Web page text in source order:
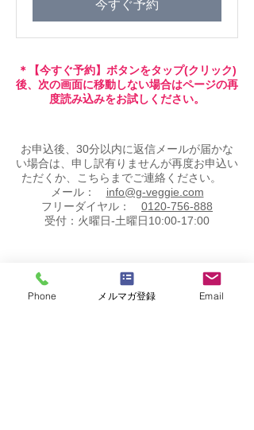
今すぐ予約
＊【今すぐ予約】ボタンをタップ(クリック)
後、次の画面に移動しない場合はページの再
度読み込みをお試しください。
お申込後、30分以内に返信メールが届かな
い場合は、申し訳有りませんが再度お申込い
ただくか、こちらまでご連絡ください。
メール： info@g-veggie.com
フリーダイヤル： 0120-756-888
受付：火曜日-土曜日10:00-17:00
​その他 のオススメはこちら
Phone メルマガ登録 Email